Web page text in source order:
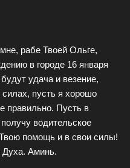
рабе Твоей Ольге,
в городе 16 января
удача и везение,
силах, пусть я хорошо
правильно. Пусть в
водительское
помощь и в свои силы!
Аминь.